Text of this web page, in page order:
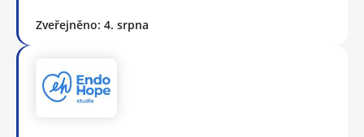
Zveřejněno: 4. srpna